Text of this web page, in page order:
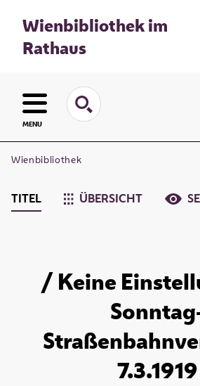
Wienbibliothek im
Rathaus
MENU
Wienbibliothek
TITEL ÜBERSICHT
/ Keine
7.3.1919